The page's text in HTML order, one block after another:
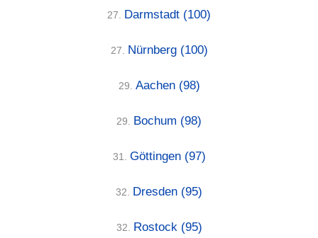
27. Darmstadt (100)
27. Nürnberg (100)
29. Aachen (98)
29. Bochum (98)
31. Göttingen (97)
32. Dresden (95)
32. Rostock (95)